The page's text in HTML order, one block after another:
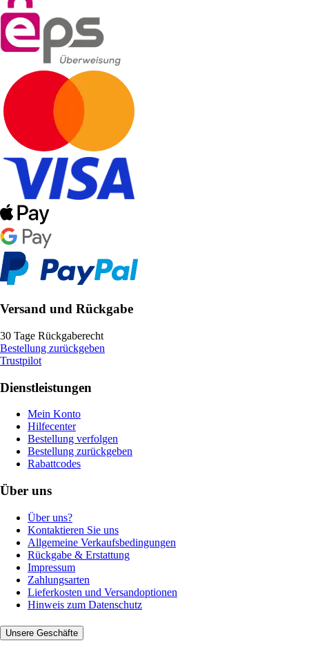
Versand und Rückgabe
30 Tage Rückgaberecht
Bestellung zurückgeben
Trustpilot
Dienstleistungen
Mein Konto
Hilfecenter
Bestellung verfolgen
Bestellung zurückgeben
Rabattcodes
Über uns
Über uns?
Kontaktieren Sie uns
Allgemeine Verkaufsbedingungen
Rückgabe & Erstattung
Impressum
Zahlungsarten
Lieferkosten und Versandoptionen
Hinweis zum Datenschutz
Unsere Geschäfte